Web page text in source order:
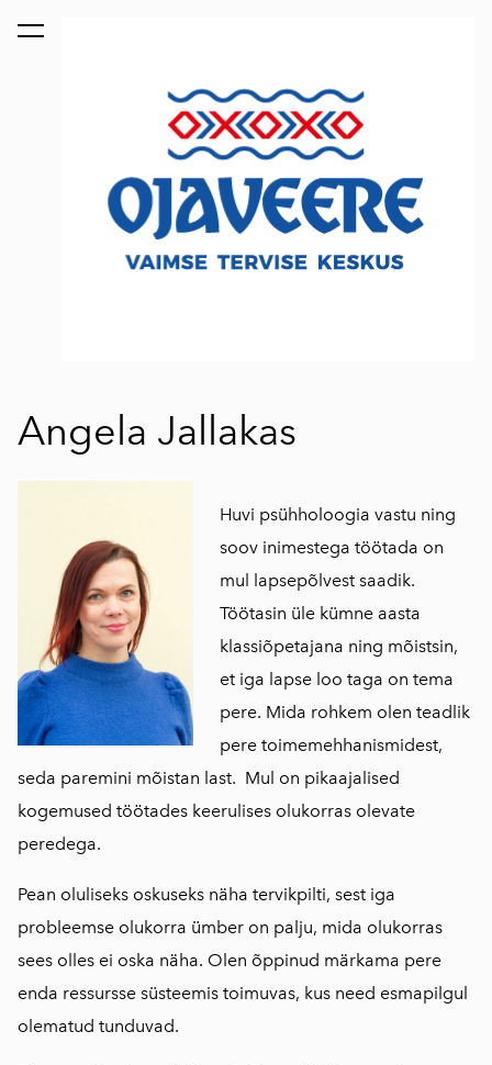
lisati ostukorvi.
Angela Jallakas
Huvi psühholoogia vastu ning
soov inimestega töötada on
mul lapsepõlvest saadik.
Töötasin üle kümne aasta
klassiõpetajana ning mõistsin,
et iga lapse loo taga on tema
pere. Mida rohkem olen teadlik
pere toimemehhanismidest,
seda paremini mõistan last. Mul on pikaajalised
kogemused töötades keerulises olukorras olevate
peredega.
Pean oluliseks oskuseks näha tervikpilti, sest iga
probleemse olukorra ümber on palju, mida olukorras
sees olles ei oska näha. Olen õppinud märkama pere
enda ressursse süsteemis toimuvas, kus need esmapilgul
olematud tunduvad.